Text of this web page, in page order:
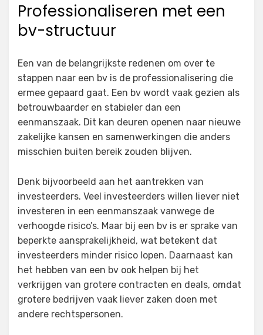
Professionaliseren met een
bv-structuur
Een van de belangrijkste redenen om over te
stappen naar een bv is de professionalisering die
ermee gepaard gaat. Een bv wordt vaak gezien als
betrouwbaarder en stabieler dan een
eenmanszaak. Dit kan deuren openen naar nieuwe
zakelijke kansen en samenwerkingen die anders
misschien buiten bereik zouden blijven.
Denk bijvoorbeeld aan het aantrekken van
investeerders. Veel investeerders willen liever niet
investeren in een eenmanszaak vanwege de
verhoogde risico’s. Maar bij een bv is er sprake van
beperkte aansprakelijkheid, wat betekent dat
investeerders minder risico lopen. Daarnaast kan
het hebben van een bv ook helpen bij het
verkrijgen van grotere contracten en deals, omdat
grotere bedrijven vaak liever zaken doen met
andere rechtspersonen.